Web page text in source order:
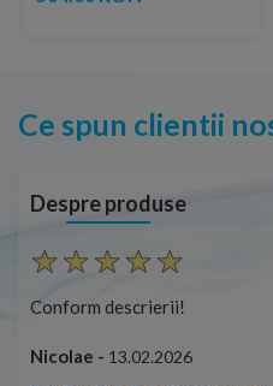
Ce spun clientii
Despre produse
Conform descrierii!
Nicolae - 13.02.2026